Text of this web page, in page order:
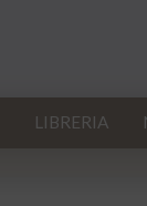
LIBRERIA